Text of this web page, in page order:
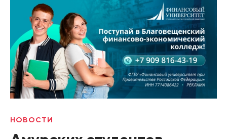
НОВОСТИ